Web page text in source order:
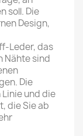
soll. Die
Design,
Leder, das
Nähte sind
Die
und die
die Sie ab